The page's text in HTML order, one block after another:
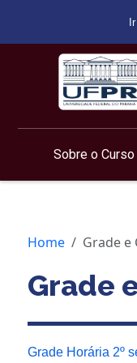
Sobre o Curso
Home Grade e
Grade
Grade Horária 2º